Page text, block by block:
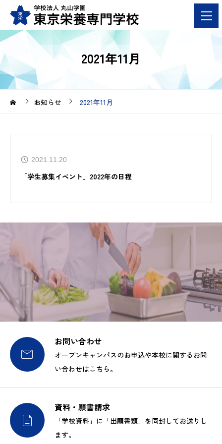
2021年11月
お知らせ 2021年11月
2021.11.20
「学生募集イベント」2022年の日程

お問い合わせ
オープンキャンパスのお申込や本校に関するお問
い合わせはこちら。

資料・願書請求
「学校資料」に「出願書類」を同封してお送りし
ます。